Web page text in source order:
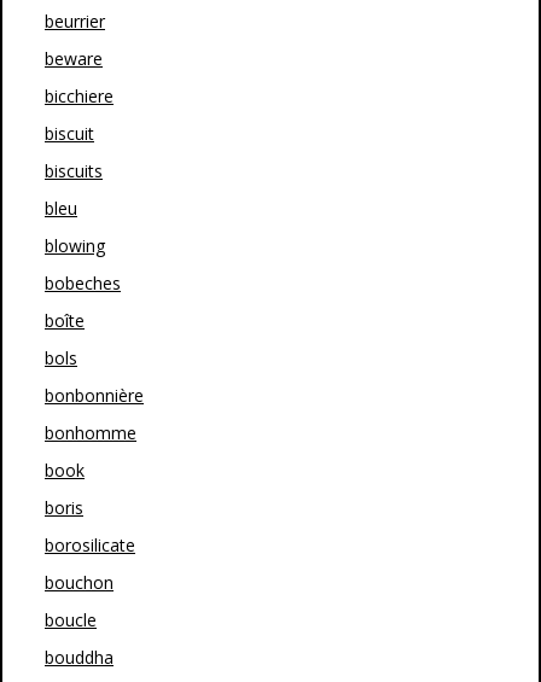
beurrier
beware
bicchiere
biscuit
biscuits
bleu
blowing
bobeches
boîte
bols
bonbonnière
bonhomme
book
boris
borosilicate
bouchon
boucle
bouddha